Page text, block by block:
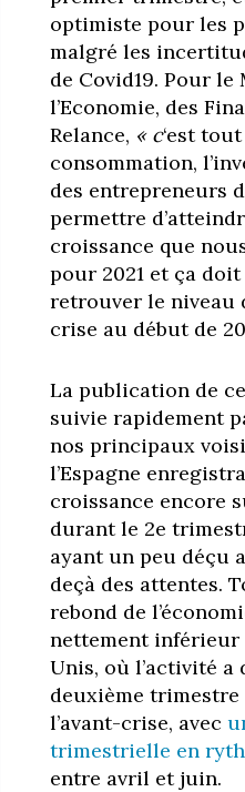
optimiste pour les
malgré les
de Covid19. Pour le
l’Economie, des
Relance, « c‘est
consommation,
des entrepreneurs
permettre
croissance que
pour 2021 et ça
retrouver le niveau
crise au début de
La publication de
suivie rapidement
nos principaux
l’Espagne
croissance encore
durant le 2e
ayant un peu déçu
deçà des attentes.
rebond de
nettement inférieur
Unis, où l’activité a
deuxième trimestre
l’avant-crise, avec
trimestrielle en
entre avril et juin.